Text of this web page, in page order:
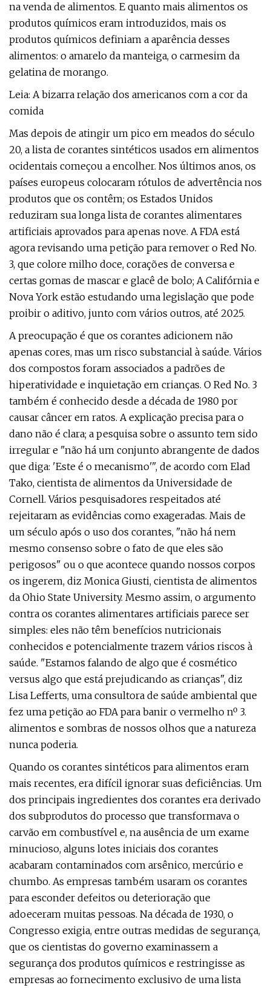
na venda de alimentos. E quanto mais alimentos os
produtos químicos eram introduzidos, mais os
produtos químicos definiam a aparência desses
alimentos: o amarelo da manteiga, o carmesim da
gelatina de morango.
Leia: A bizarra relação dos americanos com a cor da
comida
Mas depois de atingir um pico em meados do século
20, a lista de corantes sintéticos usados ​​em alimentos
ocidentais começou a encolher. Nos últimos anos, os
países europeus colocaram rótulos de advertência nos
produtos que os contêm; os Estados Unidos
reduziram sua longa lista de corantes alimentares
artificiais aprovados para apenas nove. A FDA está
agora revisando uma petição para remover o Red No.
3, que colore milho doce, corações de conversa e
certas gomas de mascar e glacê de bolo; A Califórnia e
Nova York estão estudando uma legislação que pode
proibir o aditivo, junto com vários outros, até 2025.
A preocupação é que os corantes adicionem não
apenas cores, mas um risco substancial à saúde. Vários
dos compostos foram associados a padrões de
hiperatividade e inquietação em crianças. O Red No. 3
também é conhecido desde a década de 1980 por
causar câncer em ratos. A explicação precisa para o
dano não é clara; a pesquisa sobre o assunto tem sido
irregular e "não há um conjunto abrangente de dados
que diga: 'Este é o mecanismo'", de acordo com Elad
Tako, cientista de alimentos da Universidade de
Cornell. Vários pesquisadores respeitados até
rejeitaram as evidências como exageradas. Mais de
um século após o uso dos corantes, "não há nem
mesmo consenso sobre o fato de que eles são
perigosos" ou o que acontece quando nossos corpos
os ingerem, diz Monica Giusti, cientista de alimentos
da Ohio State University. Mesmo assim, o argumento
contra os corantes alimentares artificiais parece ser
simples: eles não têm benefícios nutricionais
conhecidos e potencialmente trazem vários riscos à
saúde. "Estamos falando de algo que é cosmético
versus algo que está prejudicando as crianças", diz
Lisa Lefferts, uma consultora de saúde ambiental que
fez uma petição ao FDA para banir o vermelho nº 3.
alimentos e sombras de nossos olhos que a natureza
nunca poderia.
Quando os corantes sintéticos para alimentos eram
mais recentes, era difícil ignorar suas deficiências. Um
dos principais ingredientes dos corantes era derivado
dos subprodutos do processo que transformava o
carvão em combustível e, na ausência de um exame
minucioso, alguns lotes iniciais dos corantes
acabaram contaminados com arsênico, mercúrio e
chumbo. As empresas também usaram os corantes
para esconder defeitos ou deterioração que
adoeceram muitas pessoas. Na década de 1930, o
Congresso exigia, entre outras medidas de segurança,
que os cientistas do governo examinassem a
segurança dos produtos químicos e restringisse as
empresas ao fornecimento exclusivo de uma lista